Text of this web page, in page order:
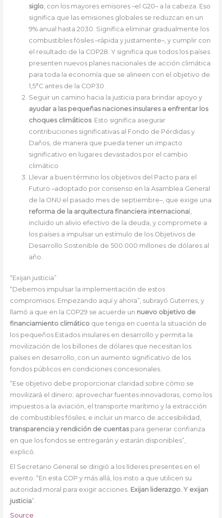
siglo, con los mayores emisores –el G20– a la cabeza. Eso
significa que las emisiones globales se reduzcan en un
9% anual hasta 2030. Significa eliminar gradualmente los
combustibles fósiles –rápida y justamente–, y cumplir con
el resultado de la COP28. Y significa que todos los países
presenten nuevos planes nacionales de acción climática
para toda la economía que se alineen con el objetivo de
1,5°C antes de la COP30
Seguir un camino hacia la justicia para brindar apoyo y
ayudar a las pequeñas naciones insulares a enfrentar los
choques climáticos. Esto significa asegurar
contribuciones significativas al Fondo de Pérdidas y
Daños, de manera que pueda tener un impacto
significativo en lugares devastados por el cambio
climático
Llevar a buen término los objetivos del Pacto para el
Futuro –adoptado por consenso en la Asamblea General
de la ONU el pasado mes de septiembre–, que exige una
reforma de la arquitectura financiera internacional,
incluido un alivio efectivo de la deuda, y compromete a
los países a impulsar un estímulo de los Objetivos de
Desarrollo Sostenible de 500.000 millones de dólares al
año.
“Exijan justicia”
“Debemos impulsar la implementación de estos
compromisos. Empezando aquí y ahora”, subrayó Guterres, y
llamó a que en la COP29 se acuerde un nuevo objetivo de
financiamiento climático que tenga en cuenta la situación de
los pequeños Estados insulares en desarrollo y permita la
movilización de los billones de dólares que necesitan los
países en desarrollo, con un aumento significativo de los
fondos públicos en condiciones concesionales.
“Ese objetivo debe proporcionar claridad sobre cómo se
movilizará el dinero; aprovechar fuentes innovadoras, como los
impuestos a la aviación, el transporte marítimo y la extracción
de combustibles fósiles; e incluir un marco de accesibilidad,
transparencia y rendición de cuentaspara generar confianza
en que los fondos se entregarán y estarán disponibles”,
explicó.
El Secretario General se dirigió a los líderes presentes en el
evento: “En esta COP y más allá, los insto a que utilicen su
autoridad moral para exigir acciones. Exijan liderazgo. Y exijan
justicia”.
Source